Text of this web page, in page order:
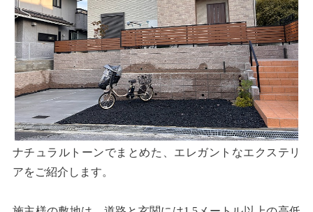
ナチュラルトーンでまとめた、エレガントなエクステリ
アをご紹介します。